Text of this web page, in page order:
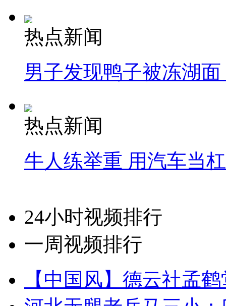
热点新闻
男子发现鸭子被冻湖
热点新闻
牛人练举重 用汽车当
24小时视频排行
一周视频排行
【中国风】德云社孟